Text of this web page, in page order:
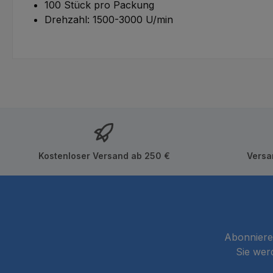
100 Stück pro Packung
Drehzahl: 1500-3000 U/min
Kostenloser Versand ab 250 €
Sie